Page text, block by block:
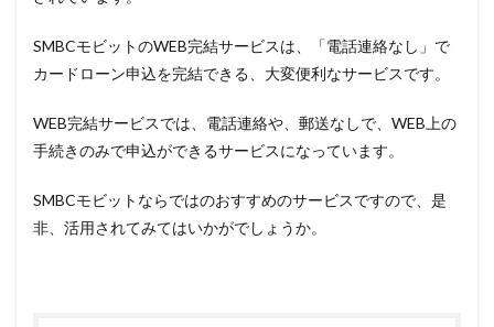
SMBCモビットのWEB完結サービスは、「電話連絡なし」で
カードローン申込を完結できる、大変便利なサービスです。
WEB完結サービスでは、電話連絡や、郵送なしで、WEB上の
手続きのみで申込ができるサービスになっています。
SMBCモビットならではのおすすめのサービスですので、是
非、活用されてみてはいかがでしょうか。